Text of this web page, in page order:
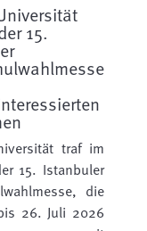
15.
traf im
15. Istanbuler
die
26. Juli 2026